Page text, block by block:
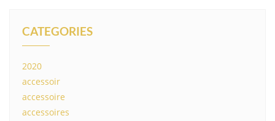
CATEGORIES
2020
accessoir
accessoire
accessoires